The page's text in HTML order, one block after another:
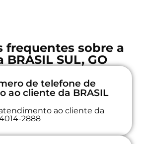
frequentes sobre a
BRASIL SUL, GO
de telefone de
ao cliente da BRASIL
ao cliente da
2888